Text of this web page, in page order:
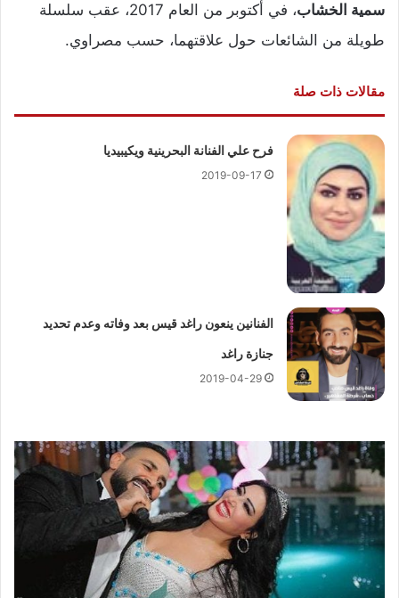
سمية الخشاب
، في أكتوبر من العام 2017، عقب سلسلة
طويلة من الشائعات حول علاقتهما، حسب مصراوي.
مقالات ذات صلة
فرح علي الفنانة البحرينية ويكيبيديا
2019-09-17
الفنانين ينعون راغد قيس بعد وفاته وعدم تحديد
جنازة راغد
2019-04-29